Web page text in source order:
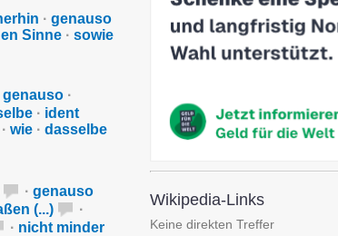
· genauso
Sinne · sowie
genauso ·
· ident
· wie · dasselbe
· genauso
(...)
·
· nicht minder
Wikipedia-Links
Keine direkten Treffer